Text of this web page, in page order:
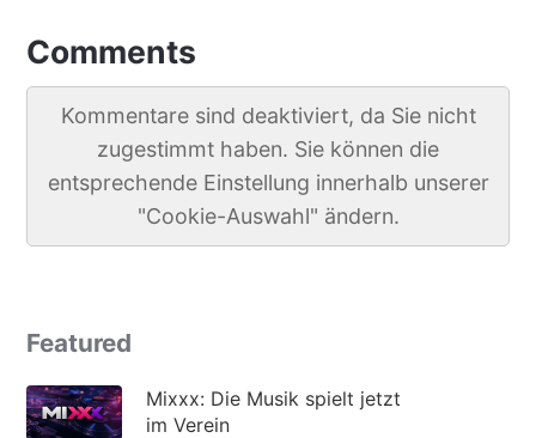
Comments
Kommentare sind deaktiviert, da Sie nicht
zugestimmt haben. Sie können die
entsprechende Einstellung innerhalb unserer
"Cookie-Auswahl" ändern.
Featured
Mixxx: Die Musik spielt jetzt
im Verein